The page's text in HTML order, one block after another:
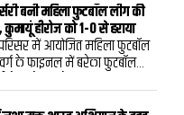
बनी महिला फुटबॉल लीग की
हीरोज को 1-0 से हराया
में आयोजित महिला फुटबॉल
के फाइनल में बरेका फुटबॉल
शनिवार को खेले गए रोमांचक